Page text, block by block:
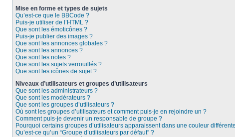
Mise en forme et types de sujets
Qu’est-ce que le BBCode ?
Puis-je utiliser de l’HTML ?
Que sont les émoticônes ?
Puis-je publier des images ?
Que sont les annonces globales ?
Que sont les annonces ?
Que sont les notes ?
Que sont les sujets verrouillés ?
Que sont les icônes de sujet ?
Niveaux d’utilisateurs et groupes d’utilisateurs
Que sont les administrateurs ?
Que sont les modérateurs ?
Que sont les groupes d’utilisateurs ?
Où sont les groupes d’utilisateurs et comment puis-je en rejoindre un ?
Comment puis-je devenir un responsable de groupe ?
Pourquoi certains groupes d’utilisateurs apparaissent dans une couleur
Qu’est-ce qu’un “Groupe d’utilisateurs par défaut” ?